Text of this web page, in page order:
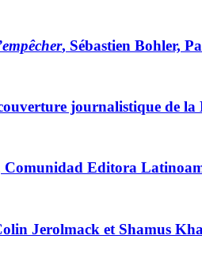
, Sébastien Bohler,
journalistique de
Comunidad Editora
Jerolmack et Shamus